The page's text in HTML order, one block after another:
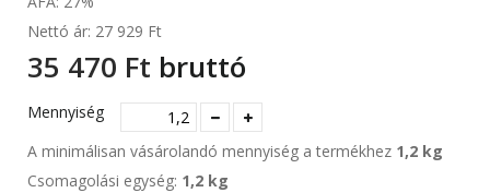
Nettó ár: 27 929 Ft‎
35 470 Ft‎ bruttó
Mennyiség
A minimálisan vásárolandó mennyiség a termékhez 1,2 kg
Csomagolási egység: 1,2 kg